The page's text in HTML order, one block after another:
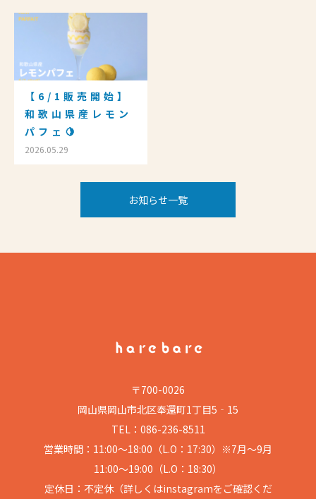
【6/1販売開始】
和歌山県産レモン
パフェ🍋
2026.05.29
お知らせ一覧
〒700-0026
岡山県岡山市北区奉還町1丁目5‐15
TEL：086-236-8511
営業時間：11:00～18:00（L.O：17:30）※7月～9月
11:00～19:00（L.O：18:30）
定休日：不定休（詳しくはinstagramをご確認くだ